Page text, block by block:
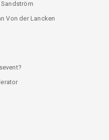
Von der Lancken